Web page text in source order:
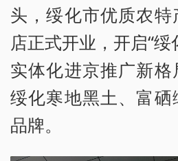
头，绥化市优质农
店正式开业，开启“绥
实体化进京推广新
绥化寒地黑土、富
品牌。